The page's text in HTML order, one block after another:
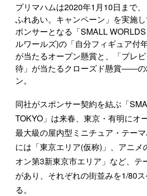
プリマハムは2020年1月10日まで、
ふれあい。キャンペーン」を実施
ポンサーとなる「SMALL
ルワールズ)の「自分フィギュア付
が当たるオープン懸賞と、「プレ
待」が当たるクローズド懸賞――の
ン。
同社がスポンサー契約を結ぶ「
TOKYO」は来春、東京・有明にオ
最大級の屋内型ミニチュア・テー
には「東京エリア(仮称)」、アニメ
オン第3新東京市エリア」など、テ
があり、それぞれの街並みを1/80
る。